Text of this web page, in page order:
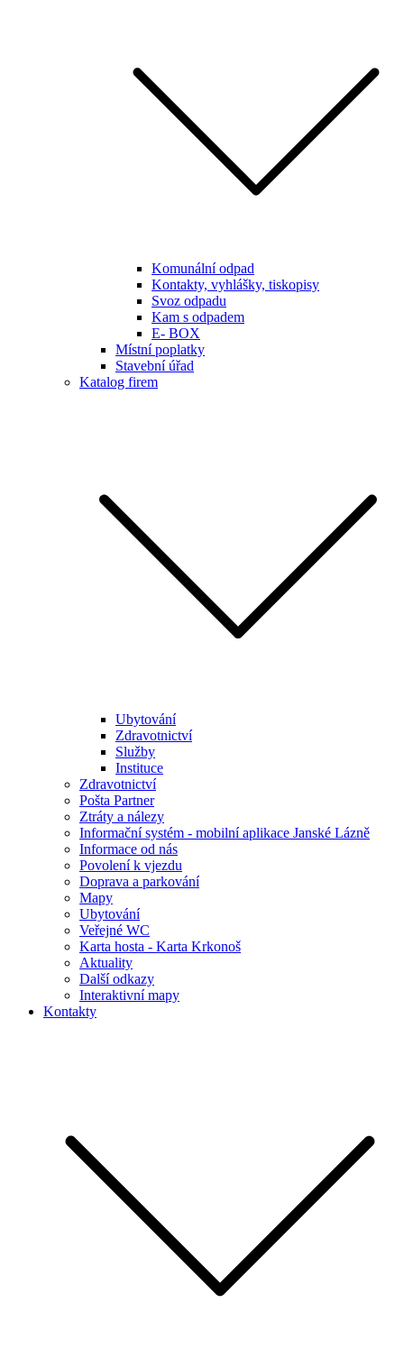
Komunální odpad
Kontakty, vyhlášky, tiskopisy
Svoz odpadu
Kam s odpadem
E- BOX
Místní poplatky
Stavební úřad
Katalog firem
Ubytování
Zdravotnictví
Služby
Instituce
Zdravotnictví
Pošta Partner
Ztráty a nálezy
Informační systém - mobilní aplikace Janské Lázně
Informace od nás
Povolení k vjezdu
Doprava a parkování
Mapy
Ubytování
Veřejné WC
Karta hosta - Karta Krkonoš
Aktuality
Další odkazy
Interaktivní mapy
Kontakty